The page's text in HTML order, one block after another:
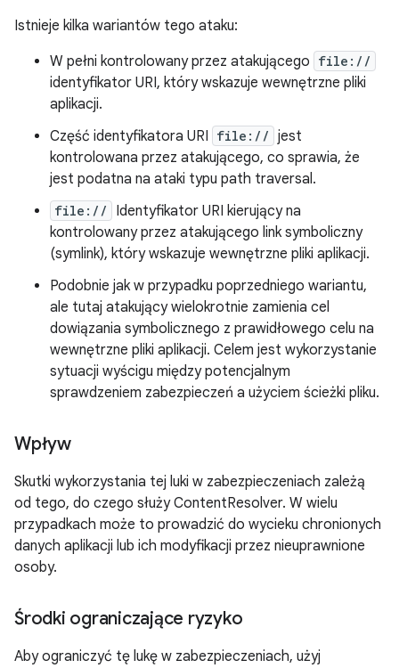
Istnieje kilka wariantów tego ataku:
W pełni kontrolowany przez atakującego file://
identyfikator URI, który wskazuje wewnętrzne pliki
aplikacji.
Część identyfikatora URI file:// jest
kontrolowana przez atakującego, co sprawia, że
jest podatna na ataki typu path traversal.
file://
Identyfikator URI kierujący na
kontrolowany przez atakującego link symboliczny
(symlink), który wskazuje wewnętrzne pliki aplikacji.
Podobnie jak w przypadku poprzedniego wariantu,
ale tutaj atakujący wielokrotnie zamienia cel
dowiązania symbolicznego z prawidłowego celu na
wewnętrzne pliki aplikacji. Celem jest wykorzystanie
sytuacji wyścigu między potencjalnym
sprawdzeniem zabezpieczeń a użyciem ścieżki pliku.
Wpływ
Skutki wykorzystania tej luki w zabezpieczeniach zależą
od tego, do czego służy ContentResolver. W wielu
przypadkach może to prowadzić do wycieku chronionych
danych aplikacji lub ich modyfikacji przez nieuprawnione
osoby.
Środki ograniczające ryzyko
Aby ograniczyć tę lukę w zabezpieczeniach, użyj